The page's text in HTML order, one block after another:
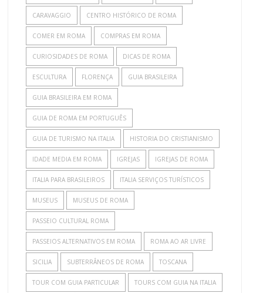
CARAVAGGIO CENTRO HISTÓRICO DE ROMA
COMER EM ROMA COMPRAS EM ROMA
CURIOSIDADES DE ROMA DICAS DE ROMA
ESCULTURA FLORENÇA GUIA BRASILEIRA
GUIA BRASILEIRA EM ROMA
GUIA DE ROMA EM PORTUGUÊS
GUIA DE TURISMO NA ITALIA HISTORIA DO CRISTIANISMO
IDADE MEDIA EM ROMA IGREJAS IGREJAS DE ROMA
ITALIA PARA BRASILEIROS ITALIA SERVIÇOS TURÍSTICOS
MUSEUS MUSEUS DE ROMA
PASSEIO CULTURAL ROMA
PASSEIOS ALTERNATIVOS EM ROMA ROMA AO AR LIVRE
SICILIA SUBTERRÂNEOS DE ROMA TOSCANA
TOUR COM GUIA PARTICULAR TOURS COM GUIA NA ITALIA